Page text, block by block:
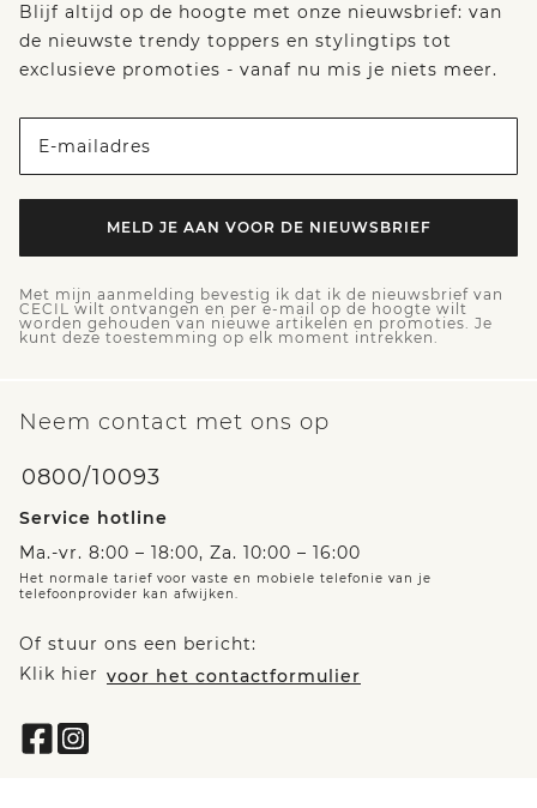
Blijf altijd op de hoogte met onze nieuwsbrief: van
de nieuwste trendy toppers en stylingtips tot
exclusieve promoties - vanaf nu mis je niets meer.
E-mailadres
MELD JE AAN VOOR DE NIEUWSBRIEF
Met mijn aanmelding bevestig ik dat ik de nieuwsbrief van
CECIL wilt ontvangen en per e-mail op de hoogte wilt
worden gehouden van nieuwe artikelen en promoties. Je
kunt deze toestemming op elk moment intrekken.
Neem contact met ons op
0800/10093
Service hotline
Ma.-vr. 8:00 – 18:00, Za. 10:00 – 16:00
Het normale tarief voor vaste en mobiele telefonie van je
telefoonprovider kan afwijken.
Of stuur ons een bericht:
Klik hier voor het contactformulier